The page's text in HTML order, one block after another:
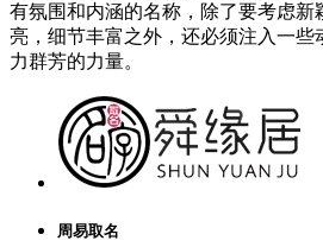
有氛围和内涵的名称，除了要考虑新
亮，细节丰富之外，还必须注入一些
力群芳的力量。
周易取名